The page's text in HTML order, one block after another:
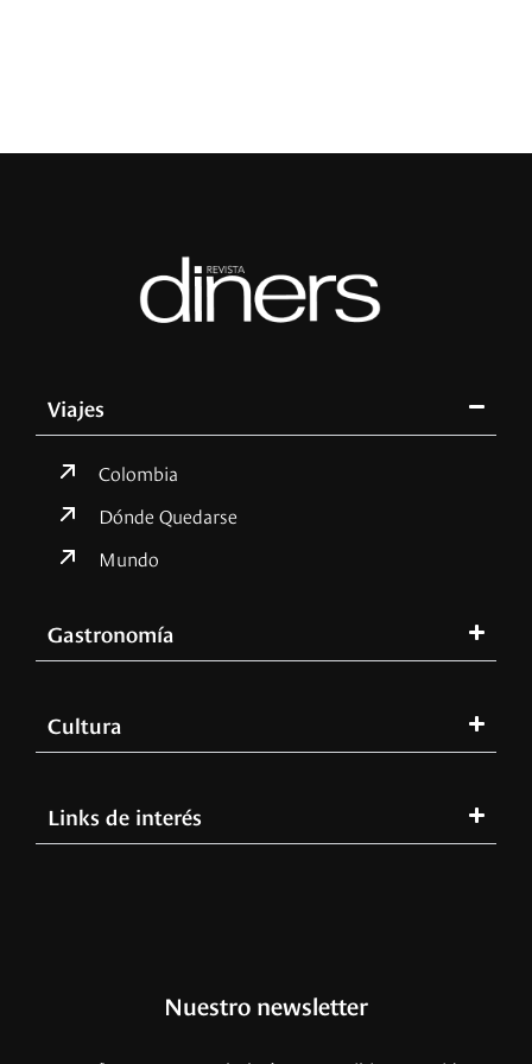
Viajes
Colombia
Dónde Quedarse
Mundo
Gastronomía
Cultura
Links de interés
Nuestro newsletter